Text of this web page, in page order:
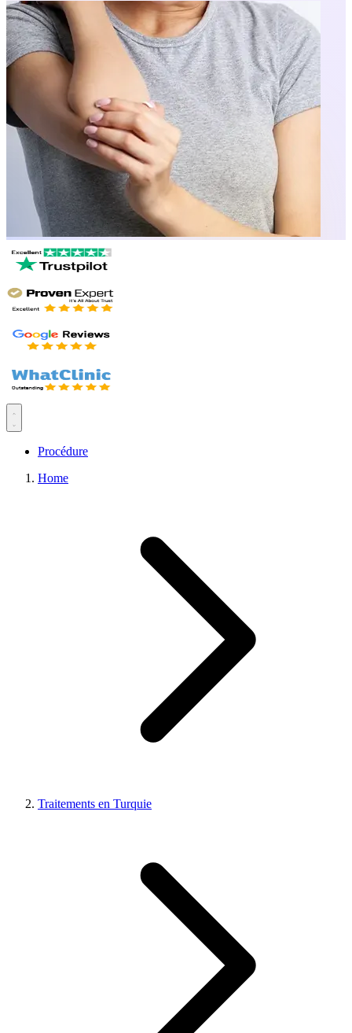
Procédure
Home
Traitements en Turquie